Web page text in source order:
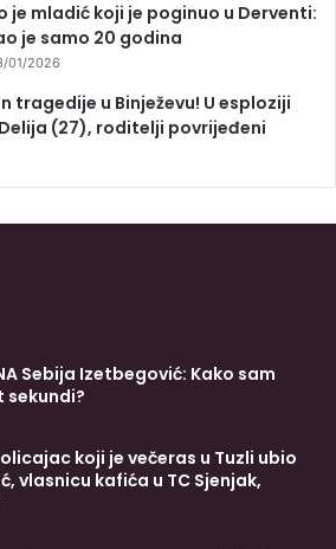
je mladić koji je poginuo u Derventi:
je samo 20 godina
01/2026
tragedije u Binježevu! U esploziji
(27), roditelji povrijeđeni
Sebija Izetbegović: Kako sam
sekundi?
koji je večeras u Tuzli ubio
vlasnicu kafića u TC Sjenjak,